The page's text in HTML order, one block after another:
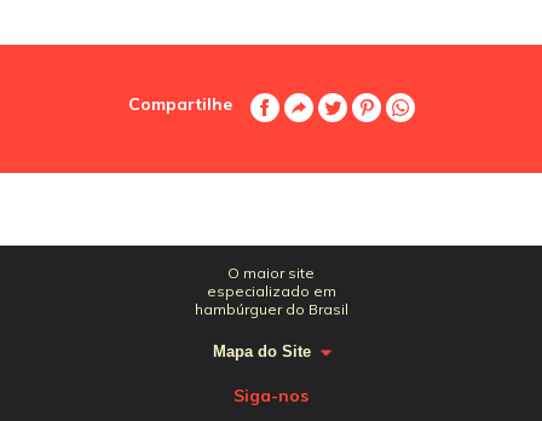
Compartilhe
O maior site
especializado em
hambúrguer do Brasil
Mapa do Site
Siga-nos